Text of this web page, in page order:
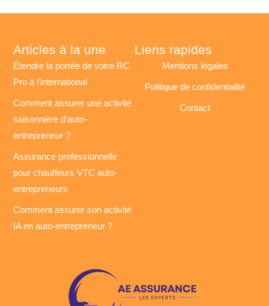
Liens rapides
Mentions légales
Politique de confidentialité
Contact
Articles à la une
Étendre la portée de votre RC
Pro à l’international
Comment assurer une activité
saisonnière d’auto-
entrepreneur ?
Assurance professionnelle
pour chauffeurs VTC auto-
entrepreneurs
Comment assurer son activité
IA en auto-entrepreneur ?